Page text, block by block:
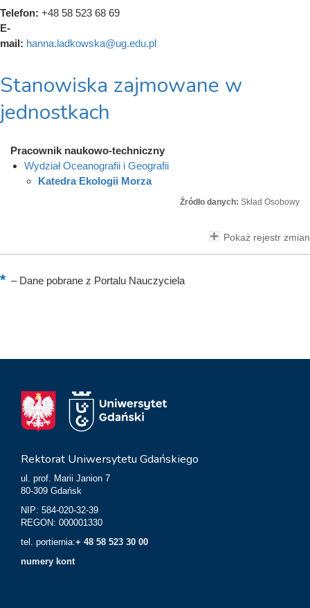
Telefon: +48 58 523 68 69
E-
mail: hanna.ladkowska@ug.edu.pl
Stanowiska zajmowane w
jednostkach
Pracownik naukowo-techniczny
Wydział Oceanografii i Geografii
Katedra Ekologii Morza
Źródło danych: Skład Osobowy
Pokaż rejestr zmian
–Dane pobrane z Portalu Nauczyciela
Rektorat Uniwersytetu Gdańskiego
ul. prof. Marii Janion 7
80-309 Gdańsk
NIP: 584-020-32-39
REGON: 000001330
tel. portiernia:+ 48 58 523 30 00
numery kont